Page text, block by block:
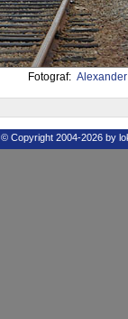
Fotograf:
© Copyright 2004-2026 by